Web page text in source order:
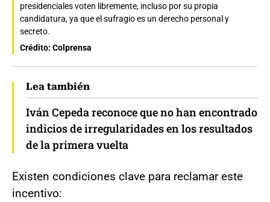
presidenciales voten libremente, incluso por su propia
candidatura, ya que el sufragio es un derecho personal y
secreto.
Crédito: Colprensa
Lea también
Iván Cepeda reconoce que no han encontrado
indicios de irregularidades en los resultados
de la primera vuelta
Existen condiciones clave para reclamar este
incentivo: